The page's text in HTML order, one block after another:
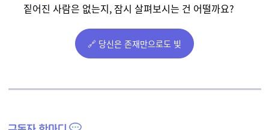
짙어진 사람은 없는지, 잠시 살펴보시는 건 어떨까요?
🔗 당신은 존재만으로도 빛